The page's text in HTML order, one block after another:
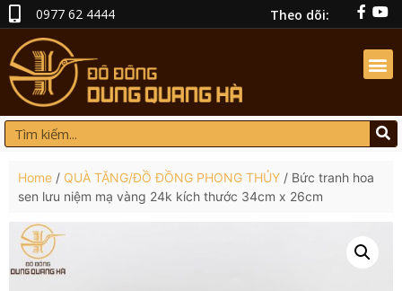
0977 62 4444 Theo dõi:
Home / QUÀ TẶNG/ĐỒ ĐỒNG PHONG THỦY / Bức tranh hoa
sen lưu niệm mạ vàng 24k kích thước 34cm x 26cm